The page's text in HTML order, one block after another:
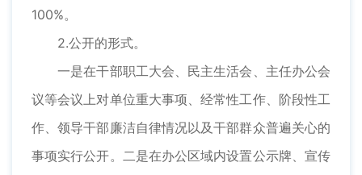
100%。
2.公开的形式。
一是在干部职工大会、民主生活会、主任办公会
议等会议上对单位重大事项、经常性工作、阶段性工
作、领导干部廉洁自律情况以及干部群众普遍关心的
事项实行公开。二是在办公区域内设置公示牌、宣传